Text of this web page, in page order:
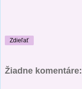
Zdieľať
Žiadne komentáre: